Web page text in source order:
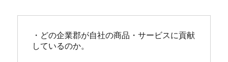
・どの企業郡が自社の商品・サービスに貢献
しているのか。